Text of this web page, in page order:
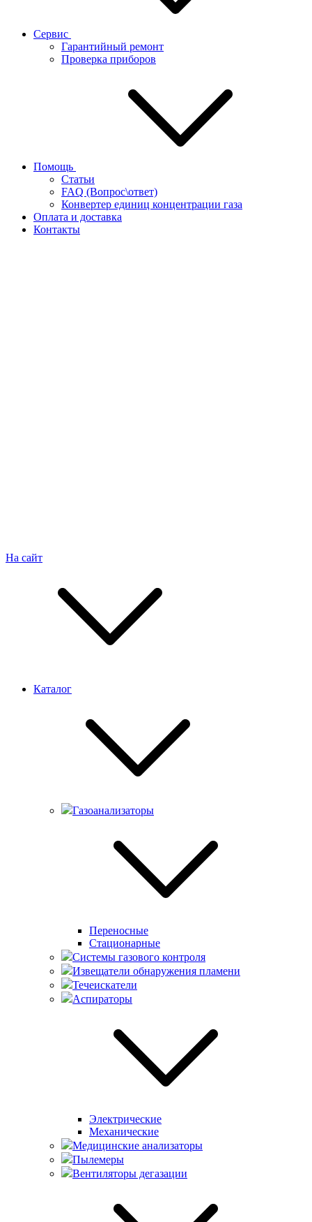
Сервис
Гарантийный ремонт
Проверка приборов
Помощь
Статьи
FAQ (Вопрос\ответ)
Конвертер единиц концентрации газа
Оплата и доставка
Контакты
На сайт
Каталог
Газоанализаторы
Переносные
Стационарные
Системы газового контроля
Извещатели обнаружения пламени
Течеискатели
Аспираторы
Электрические
Механические
Медицинские анализаторы
Пылемеры
Вентиляторы дегазации